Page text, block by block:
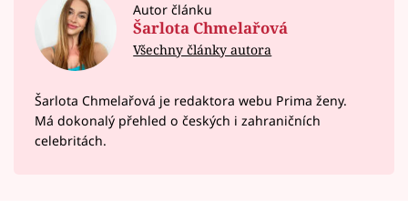
Autor článku
Šarlota Chmelařová
Všechny články autora
Šarlota Chmelařová je redaktora webu Prima ženy.
Má dokonalý přehled o českých i zahraničních
celebritách.